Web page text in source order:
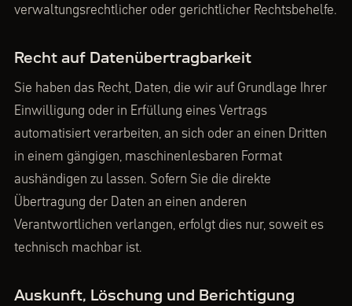
verwaltungsrechtlicher oder gerichtlicher Rechtsbehelfe.
Recht auf Datenübertragbarkeit
Sie haben das Recht, Daten, die wir auf Grundlage Ihrer
Einwilligung oder in Erfüllung eines Vertrags
automatisiert verarbeiten, an sich oder an einen Dritten
in einem gängigen, maschinenlesbaren Format
aushändigen zu lassen. Sofern Sie die direkte
Übertragung der Daten an einen anderen
Verantwortlichen verlangen, erfolgt dies nur, soweit es
technisch machbar ist.
Auskunft, Löschung und Berichtigung